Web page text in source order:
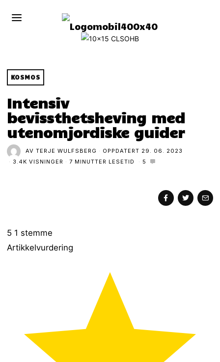
KOSMOS
Intensiv
bevissthetsheving med
utenomjordiske guider
AVTERJE WULFSBERG OPPDATERT 29. 06. 2023
3.4K VISNINGER
7 MINUTTER LESETID 5
5 1 stemme
Artikkelvurdering